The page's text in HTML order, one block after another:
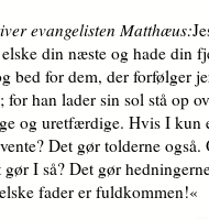
evangelisten Matthæus:
din næste og hade din
bed for dem, der forfølger
for han lader sin sol stå op
og uretfærdige. Hvis I kun
Det gør tolderne
I så? Det gør
fader er fuldkommen!«